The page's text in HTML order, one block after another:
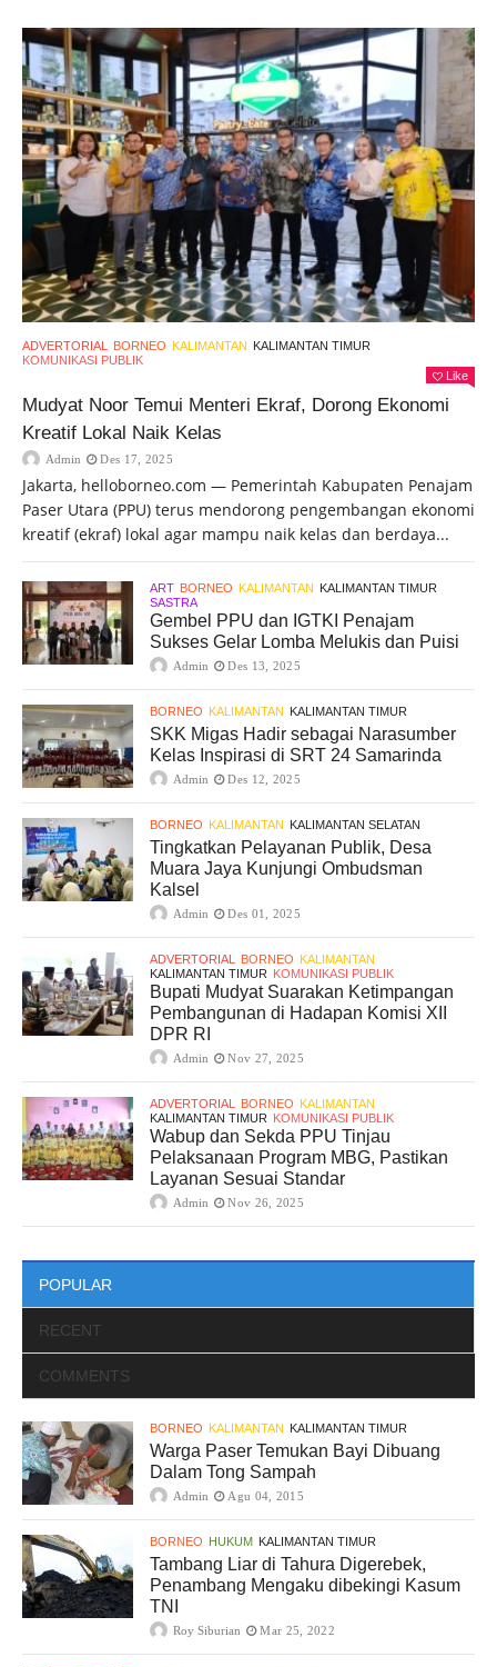
ADVERTORIAL BORNEO KALIMANTAN KALIMANTAN TIMUR
KOMUNIKASI PUBLIK
Like
Mudyat Noor Temui Menteri Ekraf, Dorong Ekonomi
Kreatif Lokal Naik Kelas
Admin Des 17, 2025
Jakarta, helloborneo.com — Pemerintah Kabupaten Penajam
Paser Utara (PPU) terus mendorong pengembangan ekonomi
kreatif (ekraf) lokal agar mampu naik kelas dan berdaya...
ART BORNEO KALIMANTAN KALIMANTAN TIMUR
SASTRA
Gembel PPU dan IGTKI Penajam
Sukses Gelar Lomba Melukis dan Puisi
Admin Des 13, 2025
BORNEO KALIMANTAN KALIMANTAN TIMUR
SKK Migas Hadir sebagai Narasumber
Kelas Inspirasi di SRT 24 Samarinda
Admin Des 12, 2025
BORNEO KALIMANTAN KALIMANTAN SELATAN
Tingkatkan Pelayanan Publik, Desa
Muara Jaya Kunjungi Ombudsman
Kalsel
Admin Des 01, 2025
ADVERTORIAL BORNEO KALIMANTAN
KALIMANTAN TIMUR KOMUNIKASI PUBLIK
Bupati Mudyat Suarakan Ketimpangan
Pembangunan di Hadapan Komisi XII
DPR RI
Admin Nov 27, 2025
ADVERTORIAL BORNEO KALIMANTAN
KALIMANTAN TIMUR KOMUNIKASI PUBLIK
Wabup dan Sekda PPU Tinjau
Pelaksanaan Program MBG, Pastikan
Layanan Sesuai Standar
Admin Nov 26, 2025
POPULAR
RECENT
COMMENTS
BORNEO KALIMANTAN KALIMANTAN TIMUR
Warga Paser Temukan Bayi Dibuang
Dalam Tong Sampah
Admin Agu 04, 2015
BORNEO HUKUM KALIMANTAN TIMUR
Tambang Liar di Tahura Digerebek,
Penambang Mengaku dibekingi Kasum
TNI
Roy Siburian Mar 25, 2022